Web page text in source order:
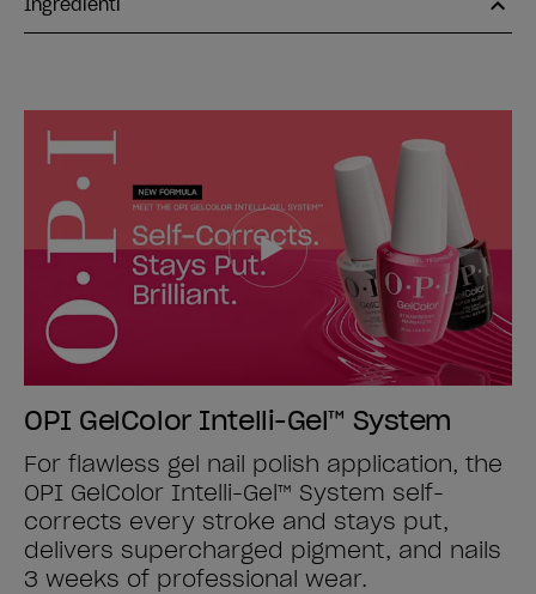
Ingredienti
OPI GelColor Intelli-Gel™ System
For flawless gel nail polish application, the
OPI GelColor Intelli-Gel™ System self-
corrects every stroke and stays put,
delivers supercharged pigment, and nails
3 weeks of professional wear.